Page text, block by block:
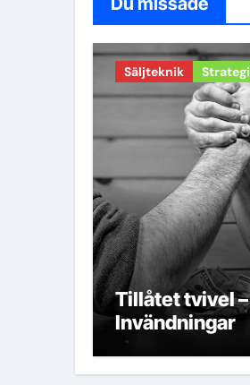
Säljteknik Strategi
Tillåtet tvivel –
Invändningar